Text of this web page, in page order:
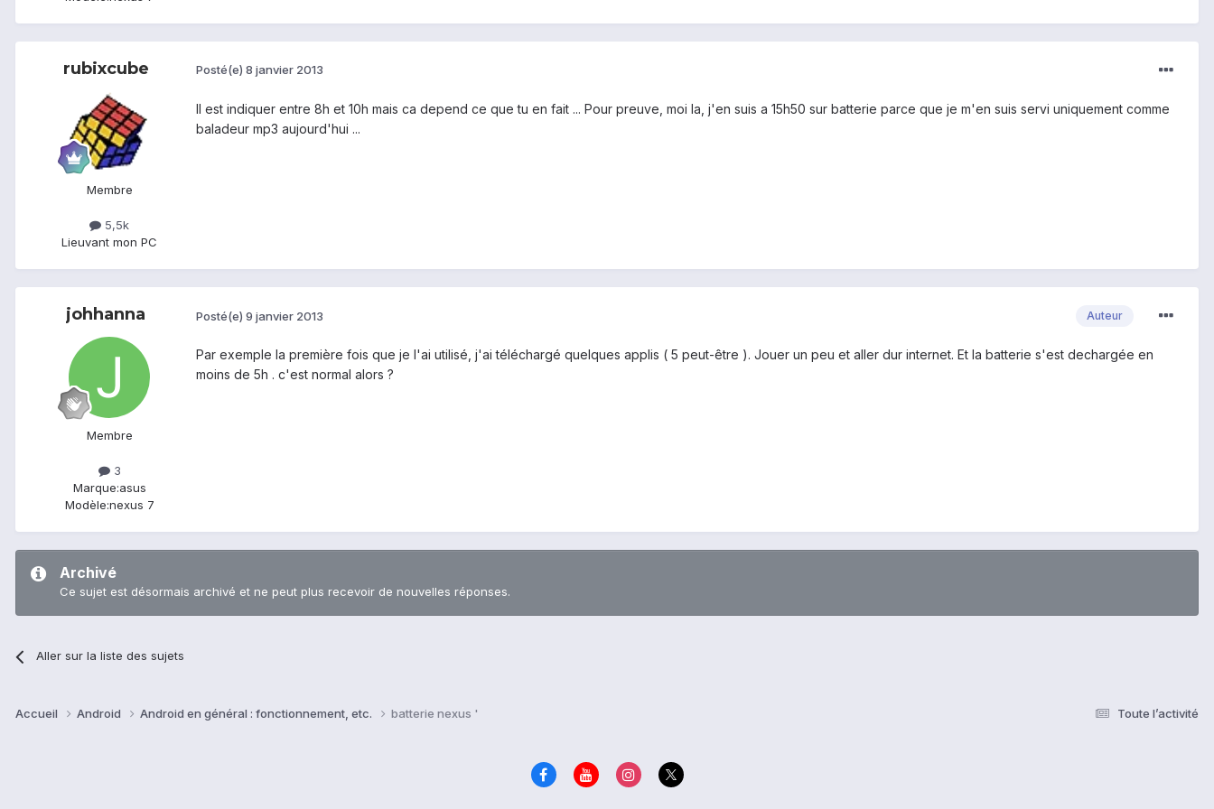
rubixcube
Membre
5,5k
Lieuvant mon PC
Posté(e) 8 janvier 2013
Il est indiquer entre 8h et 10h mais ca depend ce que tu en fait ... Pour preuve, moi la, j'en suis a 15h50 sur batterie parce que je m'en suis servi uniquement comme
baladeur mp3 aujourd'hui ...
johhanna
Membre
3
Marque:asus
Modèle:nexus 7
Auteur
Posté(e) 9 janvier 2013
Par exemple la première fois que je l'ai utilisé, j'ai téléchargé quelques applis ( 5 peut-être ). Jouer un peu et aller dur internet. Et la batterie s'est dechargée en
moins de 5h . c'est normal alors ?
Archivé
Ce sujet est désormais archivé et ne peut plus recevoir de nouvelles réponses.
Aller sur la liste des sujets
Toute l’activité
Accueil Android Android en général : fonctionnement, etc. batterie nexus '